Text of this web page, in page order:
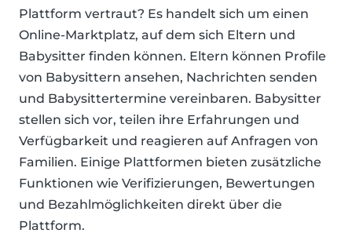
Plattform vertraut? Es handelt sich um einen
Online-Marktplatz, auf dem sich Eltern und
Babysitter finden können. Eltern können Profile
von Babysittern ansehen, Nachrichten senden
und Babysittertermine vereinbaren. Babysitter
stellen sich vor, teilen ihre Erfahrungen und
Verfügbarkeit und reagieren auf Anfragen von
Familien. Einige Plattformen bieten zusätzliche
Funktionen wie Verifizierungen, Bewertungen
und Bezahlmöglichkeiten direkt über die
Plattform.